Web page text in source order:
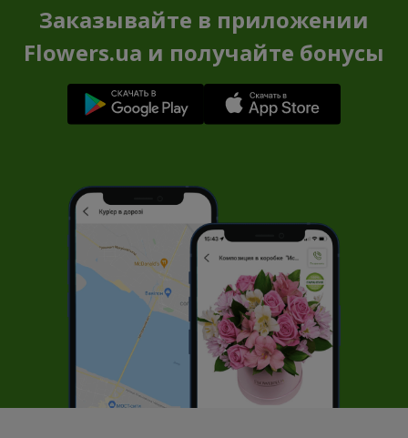
Заказывайте в приложении
Flowers.ua и получайте бонусы